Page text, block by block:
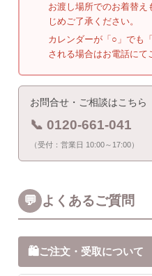
お渡し場所でのお着替
じめご了承ください。
カレンダーが「○」でも
される場合はお電話にて
お問合せ・ご相談はこちら
📞 0120-661-041
（受付：営業日 10:00～17:00）
💬 よくあるご質問
🛍ご注文・受取について